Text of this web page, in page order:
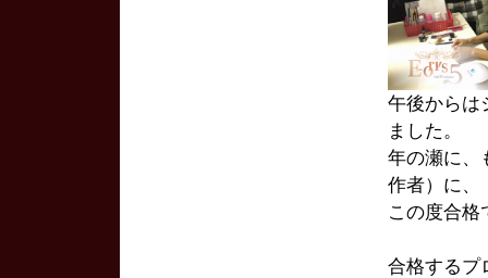
午後からは
ました。
年の瀬に、
作者）に、
この度合
合格するプ